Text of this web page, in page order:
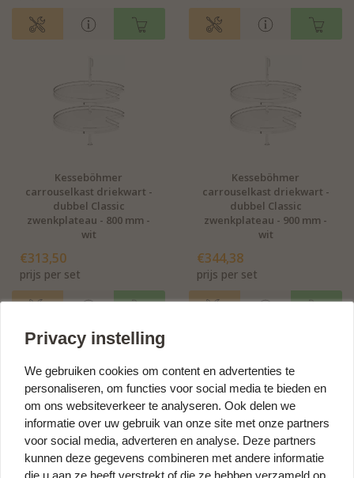
Kesseböhmer
carrouselkast driekwart -
dubbel Classic
zwenkplateau - 800 mm -
wit
€313,50
prijs per set
Kesseböhmer
carrouselkast driekwart -
dubbel Classic
zwenkplateau - 900 mm -
wit
€344,38
prijs per set
Kesseböhmer
carrouselkast rond -
Draaiplateau koelkast
Hettich ComfortSpin -
Privacy instelling
We gebruiken cookies om content en advertenties te
personaliseren, om functies voor social media te bieden en
om ons websiteverkeer te analyseren. Ook delen we
informatie over uw gebruik van onze site met onze partners
voor social media, adverteren en analyse. Deze partners
kunnen deze gegevens combineren met andere informatie
die u aan ze heeft verstrekt of die ze hebben verzameld op